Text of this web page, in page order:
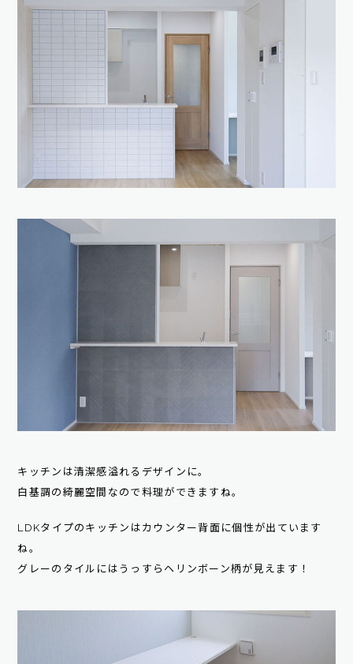
キッチンは清潔感溢れるデザインに。
白基調の綺麗空間なので料理ができますね。
LDKタイプのキッチンはカウンター背面に個性が出ています
ね。
グレーのタイルにはうっすらヘリンボーン柄が見えます！